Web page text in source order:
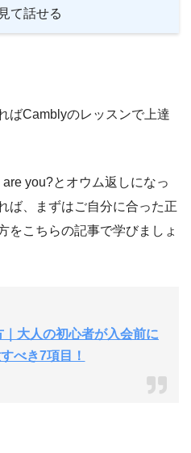
て話せる
ばCamblyのレッスンで上達
you?とオウム返しになっ
ば、まずはご自分に合った正
をこちらの記事で学びましょ
大人の初心者が入会前に
べき7項目！